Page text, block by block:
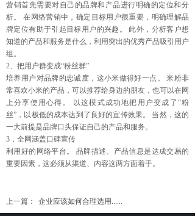
营销首先需要对自己的品牌和产品进行明确的定位和分
析。 在网络营销中，确定目标用户很重要，明确理解品
牌定位有助于引起目标用户的兴趣。 此外，分析客户想
知道的产品和服务是什么，利用突出的优秀产品吸引用户
组。
2、把用户群变成“粉丝群”
培养用户对品牌的忠诚度，这小米做得好一点。 米粉非
常喜欢小米的产品，可以推荐给身边的朋友，也可以在网
上分享使用心得。 以这模式成功地把用户变成了“粉
丝”，以极低的成本达到了良好的宣传效果。 当然，这的
一大前提是品牌口头保证自己的产品和服务。
3，全网涵盖口碑宣传
利用好的网络平台。 品牌描述、产品信息是达成交易的
重要因素，这必须从渠道、内容这两方面着手。
上一篇：
企业应该如何合理选用......